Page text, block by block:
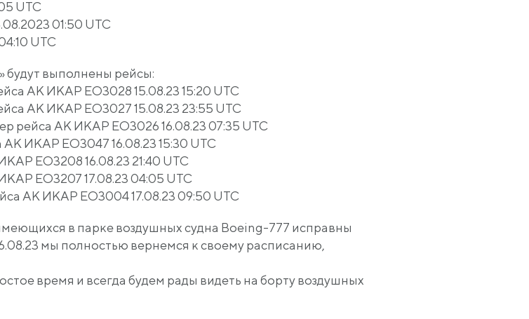
UTC
01:50 UTC
UTC
» будут выполнены рейсы:
АК ИКАР EO3028 15.08.23 15:20 UTC
АК ИКАР EO3027 15.08.23 23:55 UTC
АК ИКАР EO3026 16.08.23 07:35 UTC
ИКАР EO3047 16.08.23 15:30 UTC
EO3208 16.08.23 21:40 UTC
EO3207 17.08.23 04:05 UTC
АК ИКАР EO3004 17.08.23 09:50 UTC
в парке воздушных судна Boeing-777 исправны
мы полностью вернемся к своему расписанию,
время и всегда будем рады видеть на борту воздушных